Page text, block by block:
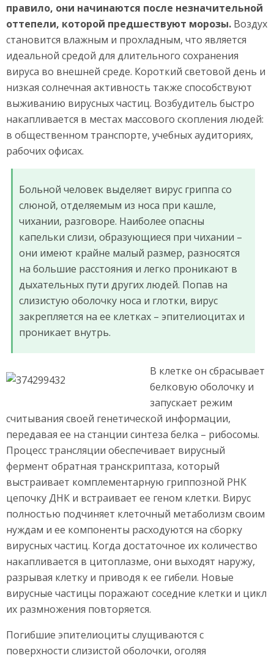
правило, они начинаются после незначительной
оттепели, которой предшествуют морозы. Воздух
становится влажным и прохладным, что является
идеальной средой для длительного сохранения
вируса во внешней среде. Короткий световой день и
низкая солнечная активность также способствуют
выживанию вирусных частиц. Возбудитель быстро
накапливается в местах массового скопления людей:
в общественном транспорте, учебных аудиториях,
рабочих офисах.
Больной человек выделяет вирус гриппа со
слюной, отделяемым из носа при кашле,
чихании, разговоре. Наиболее опасны
капельки слизи, образующиеся при чихании –
они имеют крайне малый размер, разносятся
на большие расстояния и легко проникают в
дыхательных пути других людей. Попав на
слизистую оболочку носа и глотки, вирус
закрепляется на ее клетках – эпителиоцитах и
проникает внутрь.
В клетке он сбрасывает
белковую оболочку и
запускает режим
считывания своей генетической информации,
передавая ее на станции синтеза белка – рибосомы.
Процесс трансляции обеспечивает вирусный
фермент обратная транскриптаза, который
выстраивает комплементарную гриппозной РНК
цепочку ДНК и встраивает ее геном клетки. Вирус
полностью подчиняет клеточный метаболизм своим
нуждам и ее компоненты расходуются на сборку
вирусных частиц. Когда достаточное их количество
накапливается в цитоплазме, они выходят наружу,
разрывая клетку и приводя к ее гибели. Новые
вирусные частицы поражают соседние клетки и цикл
их размножения повторяется.
Погибшие эпителиоциты слущиваются с
поверхности слизистой оболочки, оголяя